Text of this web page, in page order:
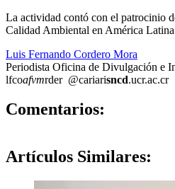
La actividad contó con el patrocinio
Calidad Ambiental en América
Luis Fernando Cordero Mora
Periodista Oficina de Divulgación e
lfcoafvmrder @cariarisncd.ucr.ac.cr
Comentarios:
Artículos Similares: